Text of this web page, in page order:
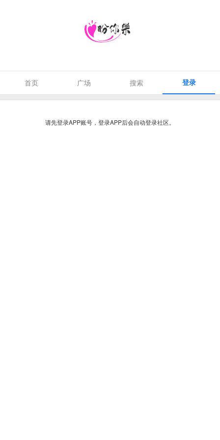
首页 广场 搜索 登录
请先登录APP账号，登录APP后会自动登录社区。